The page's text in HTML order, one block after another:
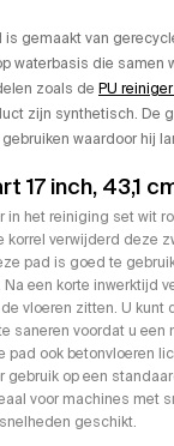
gemaakt van
waterbasis die samen
zoals de PU reiniger
zijn synthetisch. De
waardoor hij
17 inch, 43,1
in het reiniging set wit
korrel verwijderd deze
pad is goed te
een korte inwerktijd
vloeren zitten. U kunt
saneren voordat u een
pad ook betonvloeren
gebruik op een
voor machines met
geschikt.